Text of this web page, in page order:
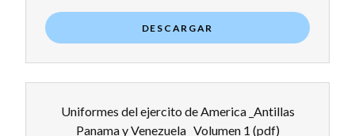
DESCARGAR
Uniformes del ejercito de America _Antillas
Panama y Venezuela_ Volumen 1 (pdf)